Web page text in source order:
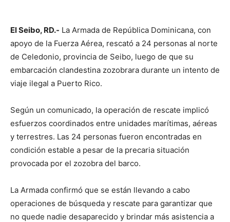
El Seibo, RD.- La Armada de República Dominicana, con
apoyo de la Fuerza Aérea, rescató a 24 personas al norte
de Celedonio, provincia de Seibo, luego de que su
embarcación clandestina zozobrara durante un intento de
viaje ilegal a Puerto Rico.
Según un comunicado, la operación de rescate implicó
esfuerzos coordinados entre unidades marítimas, aéreas
y terrestres. Las 24 personas fueron encontradas en
condición estable a pesar de la precaria situación
provocada por el zozobra del barco.
La Armada confirmó que se están llevando a cabo
operaciones de búsqueda y rescate para garantizar que
no quede nadie desaparecido y brindar más asistencia a